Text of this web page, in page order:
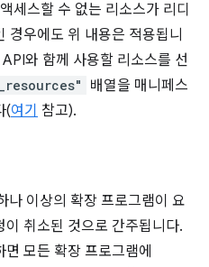
세스할 수 없는 리소스가 리디
경우에도 위 내용은 적용됩니
와 함께 사용할 리소스를 선
배열을 매니페스
(여기 참고).
나 이상의 확장 프로그램이 요
취소된 것으로 간주됩니다.
모든 확장 프로그램에